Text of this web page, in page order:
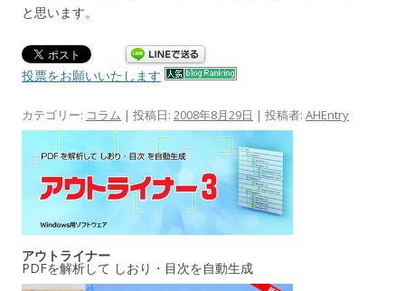
と思います。
投票をお願いいたします
カテゴリー: コラム | 投稿日: 2008年8月29日 | 投稿者: AHEntry
アウトライナー
PDFを解析して しおり・目次を自動生成